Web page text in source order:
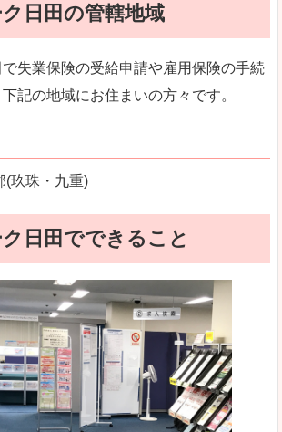
日田の管轄地域
失業保険の受給申請や雇用保険の手続
記の地域にお住まいの方々です。
(玖珠・九重)
日田でできること